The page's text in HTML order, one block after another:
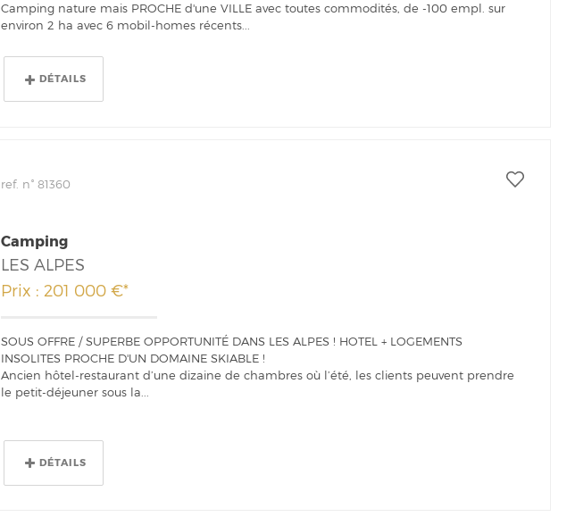
Camping nature mais PROCHE d'une VILLE avec toutes commodités, de -100 empl. sur
environ 2 ha avec 6 mobil-homes récents...
DÉTAILS
ref. n° 81360
Camping
LES ALPES
Prix : 201 000 €*
SOUS OFFRE / SUPERBE OPPORTUNITÉ DANS LES ALPES ! HOTEL + LOGEMENTS
INSOLITES PROCHE D'UN DOMAINE SKIABLE !
Ancien hôtel-restaurant d’une dizaine de chambres où l’été, les clients peuvent prendre
le petit-déjeuner sous la...
DÉTAILS